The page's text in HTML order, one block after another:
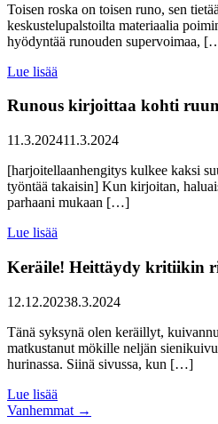
Toisen roska on toisen runo, sen
keskustelupalstoilta materiaalia
hyödyntää runouden supervoimaa,
Lue lisää
Runous kirjoittaa kohti
11.3.202411.3.2024
[harjoitellaanhengitys kulkee kaksi
työntää takaisin] Kun kirjoitan,
parhaani mukaan […]
Lue lisää
Keräile! Heittäydy kritiikin
12.12.20238.3.2024
Tänä syksynä olen keräillyt,
matkustanut mökille neljän
hurinassa. Siinä sivussa, kun […]
Lue lisää
Vanhemmat →